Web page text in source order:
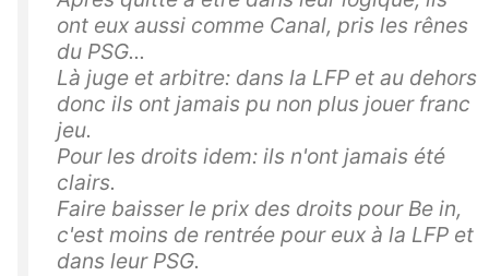
ont eux aussi comme Canal, pris les rênes
du PSG...
Là juge et arbitre: dans la LFP et au dehors
donc ils ont jamais pu non plus jouer franc
jeu.
Pour les droits idem: ils n'ont jamais été
clairs.
Faire baisser le prix des droits pour Be in,
c'est moins de rentrée pour eux à la LFP et
dans leur PSG.